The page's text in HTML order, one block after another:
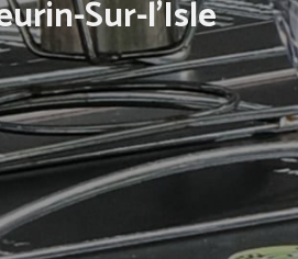
Sur-l'Isle